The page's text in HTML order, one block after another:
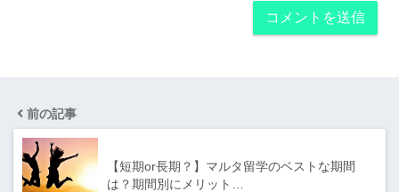
前の記事
【短期or長期？】マルタ留学のベストな期間
は？期間別にメリット…